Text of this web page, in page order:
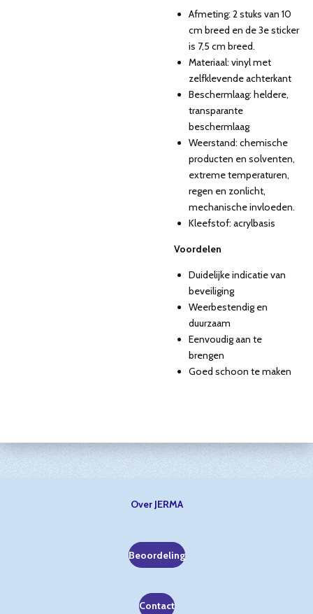
Afmeting: 2 stuks van 10
cm breed en de 3e sticker
is 7,5 cm breed.
Materiaal: vinyl met
zelfklevende achterkant
Beschermlaag: heldere,
transparante
beschermlaag
Weerstand: chemische
producten en solventen,
extreme temperaturen,
regen en zonlicht,
mechanische invloeden.
Kleefstof: acrylbasis
Voordelen
Duidelijke indicatie van
beveiliging
Weerbestendig en
duurzaam
Eenvoudig aan te
brengen
Goed schoon te maken
Over JERMA
Beoordeling
Contact